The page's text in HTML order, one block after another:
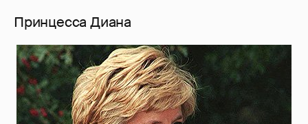
Принцесса Диана